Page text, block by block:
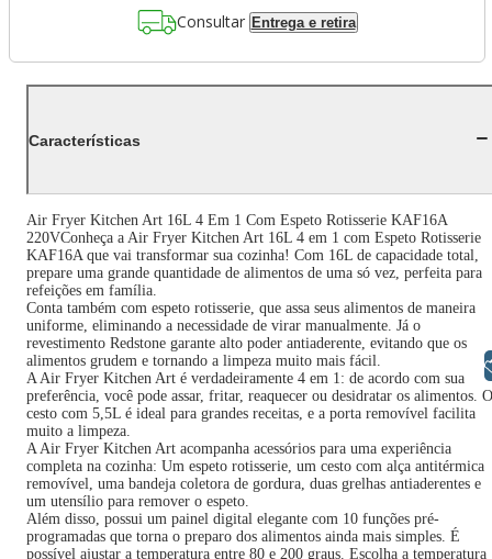
Consultar Entrega e retira
Características
Air Fryer Kitchen Art 16L 4 Em 1 Com Espeto Rotisserie KAF16A
220VConheça a Air Fryer Kitchen Art 16L 4 em 1 com Espeto Rotisserie
KAF16A que vai transformar sua cozinha! Com 16L de capacidade total,
prepare uma grande quantidade de alimentos de uma só vez, perfeita para
refeições em família.
Conta também com espeto rotisserie, que assa seus alimentos de maneira
uniforme, eliminando a necessidade de virar manualmente. Já o
revestimento Redstone garante alto poder antiaderente, evitando que os
alimentos grudem e tornando a limpeza muito mais fácil.
A Air Fryer Kitchen Art é verdadeiramente 4 em 1: de acordo com sua
preferência, você pode assar, fritar, reaquecer ou desidratar os alimentos. O
cesto com 5,5L é ideal para grandes receitas, e a porta removível facilita
muito a limpeza.
A Air Fryer Kitchen Art acompanha acessórios para uma experiência
completa na cozinha: Um espeto rotisserie, um cesto com alça antitérmica
removível, uma bandeja coletora de gordura, duas grelhas antiaderentes e
um utensílio para remover o espeto.
Além disso, possui um painel digital elegante com 10 funções pré-
programadas que torna o preparo dos alimentos ainda mais simples. É
possível ajustar a temperatura entre 80 e 200 graus. Escolha a temperatura